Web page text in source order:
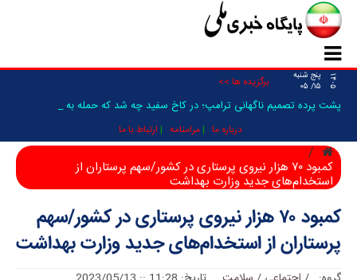
۱۴۰۵
پنج شنبه
۱۵/ ۰۵
برگزیده ها >>
پشت پرده تصمیم ناگهانی ترامپ؛ در کاخ سفید چه شد که حمله به ایران _
درباره ما مرامنامه ارتباط با ما
کمبود ۷۰ هزار نیروی پرستاری در کشور/سهم پرستاران از
استخدام‌های جدید وزارت بهداشت
کمبود ۷۰ هزار نیروی پرستاری در کشور/سهم
پرستاران از استخدام‌های جدید وزارت بهداشت